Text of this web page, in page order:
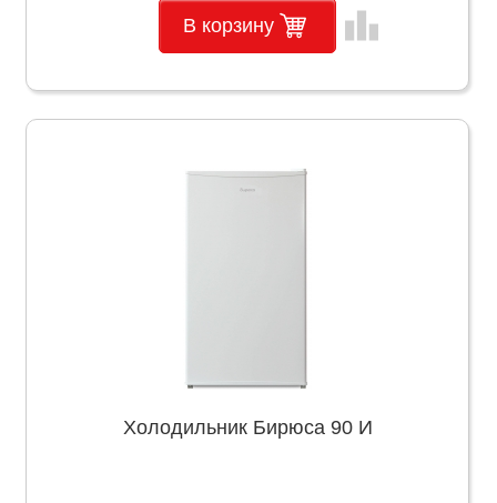
В корзину leaderboard
Холодильник Бирюса 90 И